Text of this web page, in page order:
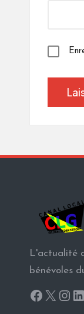
L'actualité
bénévoles
Facebook
X